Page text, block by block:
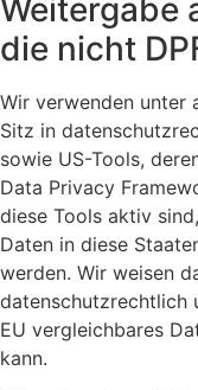
Weitergabe
die nicht
Wir verwenden unter
Sitz in
sowie US-Tools,
Data Privacy
diese Tools aktiv
Daten in diese
werden. Wir weisen
datenschutzrechtlich
EU vergleichbares
kann.